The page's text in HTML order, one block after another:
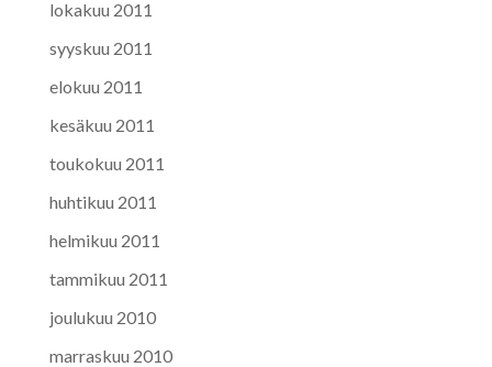
lokakuu 2011
syyskuu 2011
elokuu 2011
kesäkuu 2011
toukokuu 2011
huhtikuu 2011
helmikuu 2011
tammikuu 2011
joulukuu 2010
marraskuu 2010